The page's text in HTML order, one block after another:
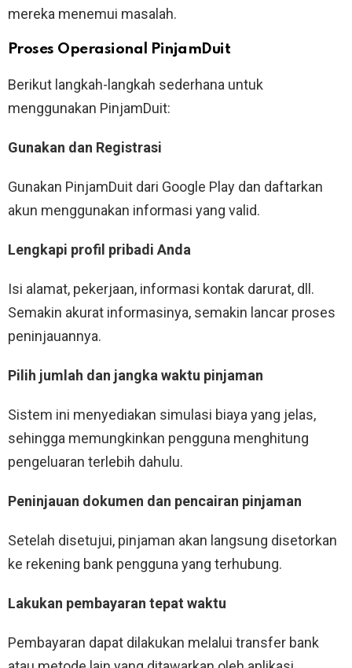
mereka menemui masalah.
Proses Operasional PinjamDuit
Berikut langkah-langkah sederhana untuk
menggunakan PinjamDuit:
Gunakan dan Registrasi
Gunakan PinjamDuit dari Google Play dan daftarkan
akun menggunakan informasi yang valid.
Lengkapi profil pribadi Anda
Isi alamat, pekerjaan, informasi kontak darurat, dll.
Semakin akurat informasinya, semakin lancar proses
peninjauannya.
Pilih jumlah dan jangka waktu pinjaman
Sistem ini menyediakan simulasi biaya yang jelas,
sehingga memungkinkan pengguna menghitung
pengeluaran terlebih dahulu.
Peninjauan dokumen dan pencairan pinjaman
Setelah disetujui, pinjaman akan langsung disetorkan
ke rekening bank pengguna yang terhubung.
Lakukan pembayaran tepat waktu
Pembayaran dapat dilakukan melalui transfer bank